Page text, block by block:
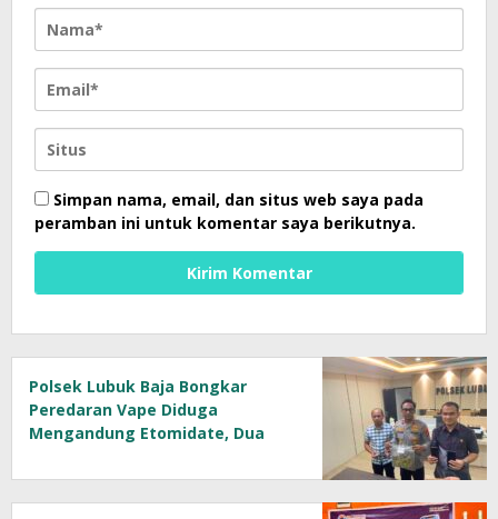
Simpan nama, email, dan situs web saya pada
peramban ini untuk komentar saya berikutnya.
Polsek Lubuk Baja Bongkar
Peredaran Vape Diduga
Mengandung Etomidate, Dua